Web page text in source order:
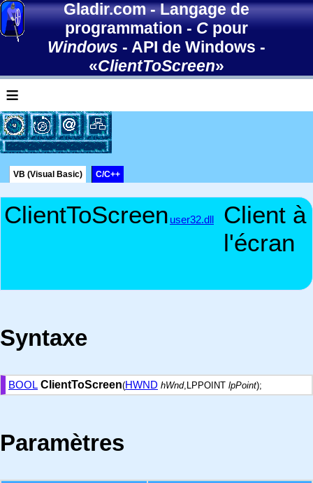
Gladir.com-Langage de
programmation-Cpour
Windows - API de Windows -
«ClientToScreen»
≡
VB (Visual Basic) C/C++
ClientToScreen user32.dll
Client à
l'écran
Syntaxe
BOOL ClientToScreen(HWND hWnd,LPPOINT lpPoint);
Paramètres